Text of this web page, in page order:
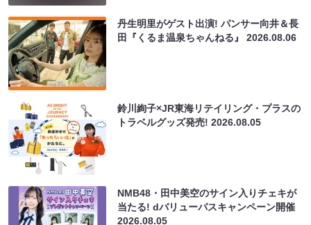
丹生明里がゲスト出演! パンサー向井＆長
田『くるま温泉ちゃんねる』2026.08.06
鈴川絢子×JR東海リテイリング・プラスの
トラベルグッズ発売!2026.08.05
NMB48・田中美空のサイン入りチェキが
当たる! dバリューパスキャンペーン開催
2026.08.05